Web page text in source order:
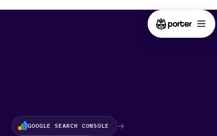
GOOGLE SEARCH CONSOLE →